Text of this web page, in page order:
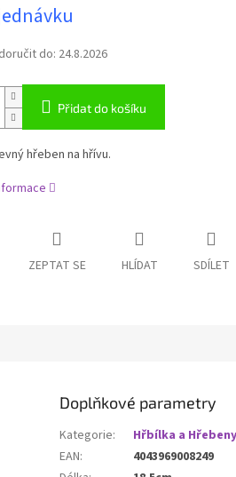
do: 24.8.2026
Přidat do košíku
hřeben na hřívu.
ZEPTAT SE HLÍDAT SDÍLET
Doplňkové parametry
Kategorie:
Hřbílka a Hřebeny
EAN:
4043969008249